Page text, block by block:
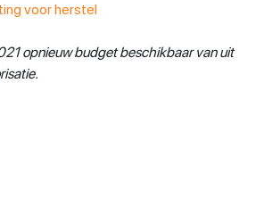
voor herstel
opnieuw budget beschikbaar van uit